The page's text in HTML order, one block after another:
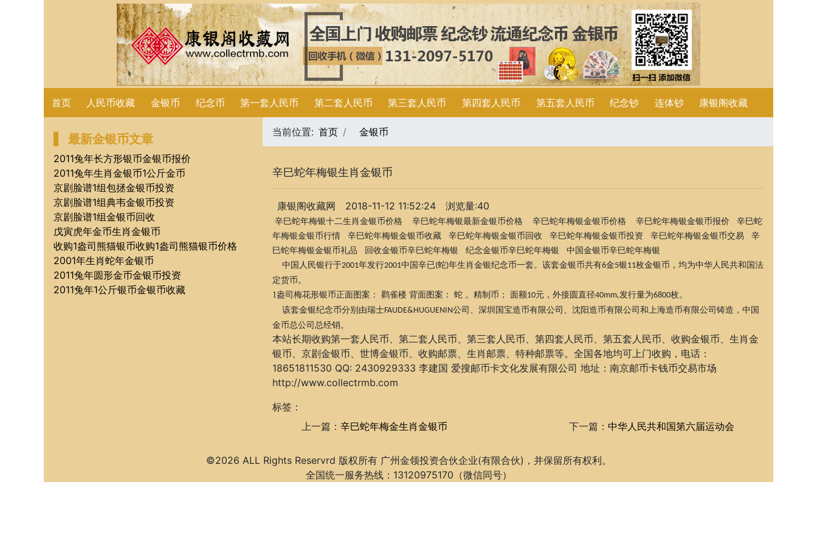
首页 人民币收藏 金银币 纪念币 第一套人民币 第二套人民币 第三套人民币 第四套人民币 第五套人民币 纪念钞 连体钞 康银阁收藏
最新金银币文章
2011兔年长方形银币金银币报价
2011兔年生肖金银币1公斤金币
京剧脸谱1组包拯金银币投资
京剧脸谱1组典韦金银币投资
京剧脸谱1组金银币回收
戊寅虎年金币生肖金银币
收购1盎司熊猫银币收购1盎司熊猫银币价格
2001年生肖蛇年金银币
2011兔年圆形金币金银币投资
2011兔年1公斤银币金银币收藏
当前位置: 首页 金银币
辛巳蛇年梅银生肖金银币
康银阁收藏网 2018-11-12 11:52:24 浏览量:40
辛巳蛇年梅银十二生肖金银币价格 辛巳蛇年梅银最新金银币价格 辛巳蛇年梅银金银币价格 辛巳蛇年梅银金银币报价 辛巳蛇
年梅银金银币行情 辛巳蛇年梅银金银币收藏 辛巳蛇年梅银金银币回收 辛巳蛇年梅银金银币投资 辛巳蛇年梅银金银币交易 辛
巳蛇年梅银金银币礼品 回收金银币辛巳蛇年梅银 纪念金银币辛巳蛇年梅银 中国金银币辛巳蛇年梅银
中国人民银行于2001年发行2001中国辛已(蛇)年生肖金银纪念币一套。该套金银币共有6金5银11枚金银币，均为中华人民共和国法
定货币。
1盎司梅花形银币正面图案： 鹳雀楼 背面图案： 蛇 。精制币； 面额10元，外接圆直径40mm,发行量为6800枚。
该套金银纪念币分别由瑞士FAUDE&HUGUENIN公司、深圳国宝造币有限公司、沈阳造币有限公司和上海造币有限公司铸造，中国
金币总公司总经销。
本站长期收购第一套人民币、第二套人民币、第三套人民币、第四套人民币、第五套人民币、收购金银币、生肖金
银币、京剧金银币、世博金银币、收购邮票、生肖邮票、特种邮票等。全国各地均可上门收购，电话：
18651811530 QQ: 2430929333 李建国 爱搜邮币卡文化发展有限公司 地址：南京邮币卡钱币交易市场
http://www.collectrmb.com
标签：
上一篇： 辛巳蛇年梅金生肖金银币 下一篇：中华人民共和国第六届运动会
©2026 ALL Rights Reservrd 版权所有 广州金领投资合伙企业(有限合伙)，并保留所有权利。
全国统一服务热线：13120975170（微信同号）